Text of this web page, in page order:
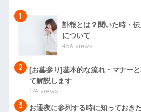
1
訃報とは？聞いた時・
について
456 views
2
[お墓参り]基本的な流れ・マナー
て解説します
174 views
3 お通夜に参列する時に知っておき